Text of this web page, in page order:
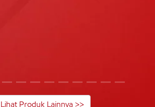
Lihat Produk Lainnya >>